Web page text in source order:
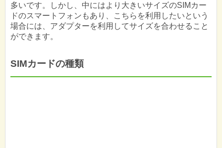
多いです。しかし、中にはより大きいサイズのSIMカー
ドのスマートフォンもあり、こちらを利用したいという
場合には、アダプターを利用してサイズを合わせること
ができます。
SIMカードの種類